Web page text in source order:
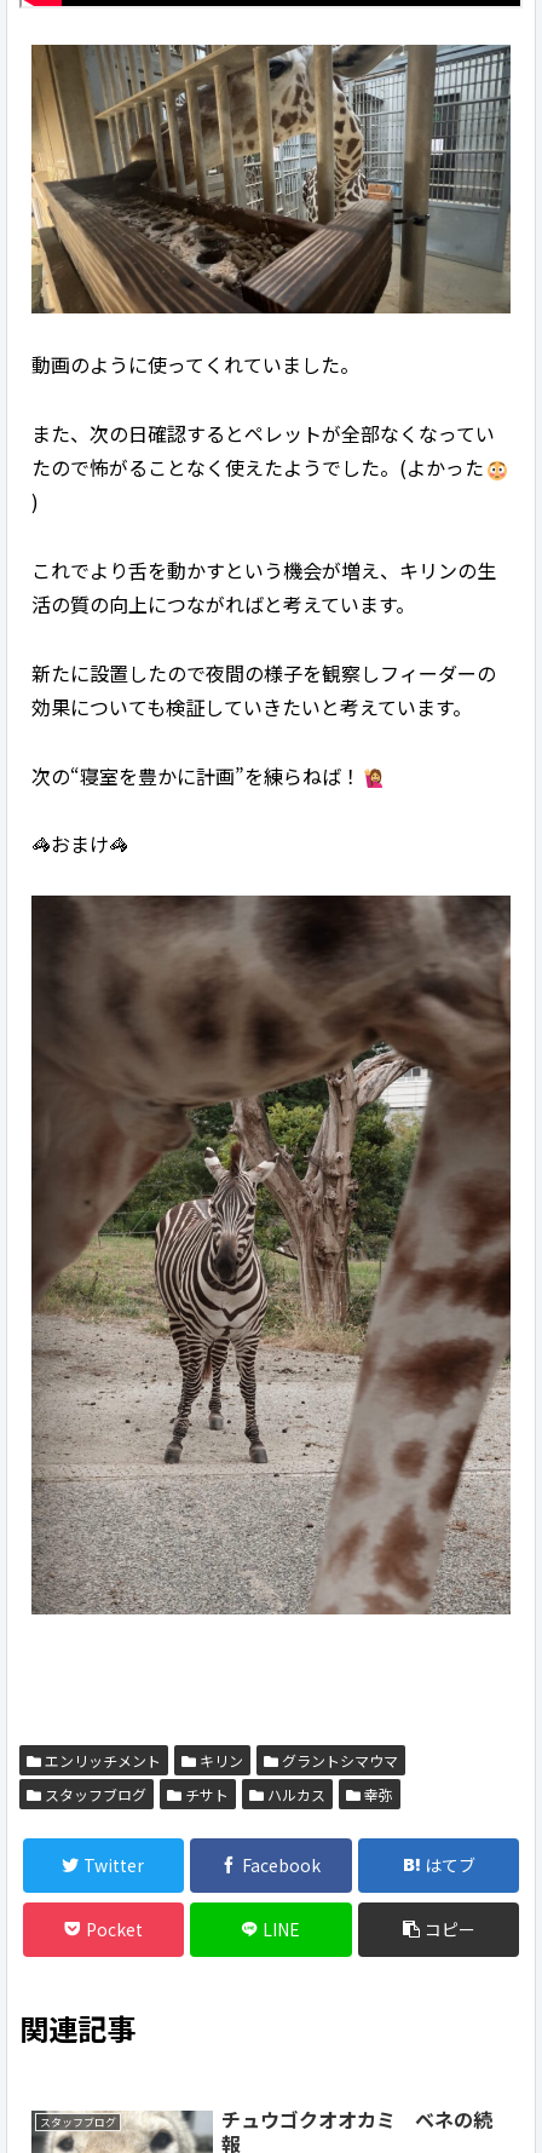
動画のように使ってくれていました。
また、次の日確認するとペレットが全部なくなってい
たので怖がることなく使えたようでした。(よかった
)
これでより舌を動かすという機会が増え、キリンの生
活の質の向上につながればと考えています。
新たに設置したので夜間の様子を観察しフィーダーの
効果についても検証していきたいと考えています。
次の“寝室を豊かに計画”を練らねば！
🦓おまけ🦓
エンリッチメント キリン
グラントシマウマ
スタッフブログ
チサト ハルカス 幸弥
Twitter Facebook はてブ
Pocket LINE コピー
関連記事
スタッフブログ
チュウゴクオオカミ ベネの続
報